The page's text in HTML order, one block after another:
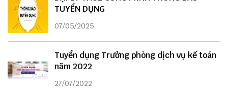
TUYỂN DỤNG
07/05/2025
Tuyển dụng Trưởng phòng dịch vụ kế toán
năm 2022
27/07/2022